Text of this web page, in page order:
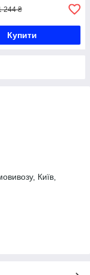
244 ₴
Купити
Київ,